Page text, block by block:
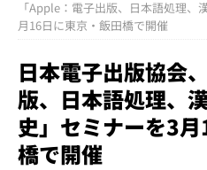
「Apple：電子出版、日本語処理
月16日に東京・飯田橋で開催
日本電子出版協会
版、日本語処理、
史」セミナーを3
橋で開催